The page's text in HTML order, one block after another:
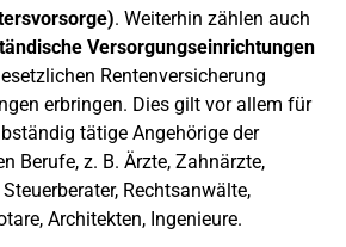
. Weiterhin zählen auch
Versorgungseinrichtungen
Rentenversicherung
erbringen. Dies gilt vor allem für
tätige Angehörige der
Berufe, z. B. Ärzte, Zahnärzte,
Rechtsanwälte,
Architekten, Ingenieure.